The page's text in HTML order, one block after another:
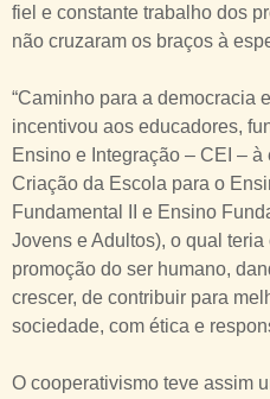
fiel e constante trabalho dos
não cruzaram os braços à
“Caminho para a democracia
incentivou aos educadores,
Ensino e Integração – CEI –
Criação da Escola para o
Fundamental II e Ensino
Jovens e Adultos), o qual
promoção do ser humano,
crescer, de contribuir para
sociedade, com ética e
O cooperativismo teve assim